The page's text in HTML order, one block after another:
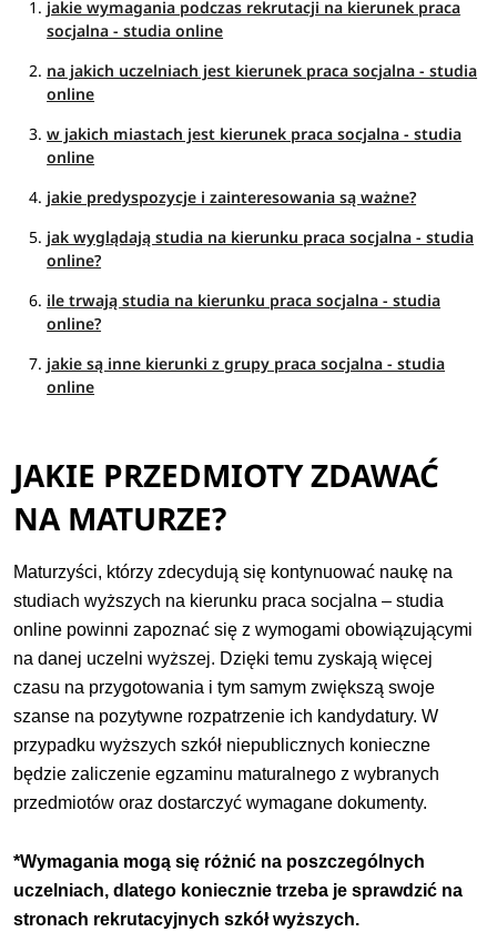
jakie wymagania podczas rekrutacji na kierunek praca
socjalna - studia online
na jakich uczelniach jest kierunek praca socjalna - studia
online
w jakich miastach jest kierunek praca socjalna - studia
online
jakie predyspozycje i zainteresowania są ważne?
jak wyglądają studia na kierunku praca socjalna - studia
online?
ile trwają studia na kierunku praca socjalna - studia
online?
jakie są inne kierunki z grupy praca socjalna - studia
online
JAKIE PRZEDMIOTY ZDAWAĆ
NA MATURZE?
Maturzyści, którzy zdecydują się kontynuować naukę na
studiach wyższych na kierunku praca socjalna – studia
online powinni zapoznać się z wymogami obowiązującymi
na danej uczelni wyższej. Dzięki temu zyskają więcej
czasu na przygotowania i tym samym zwiększą swoje
szanse na pozytywne rozpatrzenie ich kandydatury. W
przypadku wyższych szkół niepublicznych konieczne
będzie zaliczenie egzaminu maturalnego z wybranych
przedmiotów oraz dostarczyć wymagane dokumenty.
*Wymagania mogą się różnić na poszczególnych
uczelniach, dlatego koniecznie trzeba je sprawdzić na
stronach rekrutacyjnych szkół wyższych.